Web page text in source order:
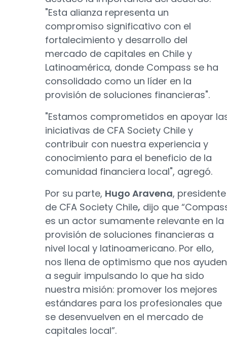
"Esta alianza representa un
compromiso significativo con el
fortalecimiento y desarrollo del
mercado de capitales en Chile y
Latinoamérica, donde Compass se ha
consolidado como un líder en la
provisión de soluciones financieras".
"Estamos comprometidos en apoyar
iniciativas de CFA Society Chile y
contribuir con nuestra experiencia y
conocimiento para el beneficio de la
comunidad financiera local", agregó.
Por su parte, Hugo Aravena, presidente
de CFA Society Chile, dijo que
es un actor sumamente relevante en la
provisión de soluciones financieras a
nivel local y latinoamericano. Por ello,
nos llena de optimismo que nos ayuden
a seguir impulsando lo que ha sido
nuestra misión: promover los mejores
estándares para los profesionales que
se desenvuelven en el mercado de
capitales local”.